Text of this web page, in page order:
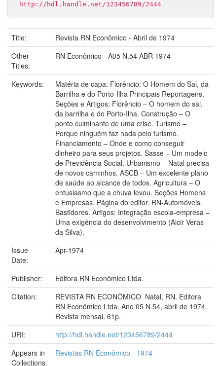
http://hdl.handle.net/123456789/2444
Title:
Revista RN Econômico - Abril de 1974
Other
Titles:
RN Econômico - A05 N.54 ABR 1974
Keywords:
Matéria de capa: Florêncio: O Homem do Sal, da
Barrilha e do Porto-Ilha Principais Reportagens,
Seções e Artigos: Florêncio – O homem do sal,
da barrilha e do Porto-Ilha. Construção – O
ponto culminante de uma crise. Turismo –
Porque ninguém faz nada pelo turismo.
Financiamento – Onde e como conseguir
dinheiro para seus projetos. Sasse – Um modelo
de Previdência Social. Urbanismo – Natal precisa
de novos caminhos. ASCB – Um excelente plano
de saúde ao alcance de todos. Agricultura – O
entusiasmo que a chuva levou. Seções Homens
e Empresas. Página do editor. RN-Automóveis.
Bastidores. Artigos: Integração escola-empresa –
Uma exigência do desenvolvimento (Alcir Veras
da Silva).
Issue
Date:
Apr-1974
Publisher:
Editora RN Econômico Ltda.
Citation:
REVISTA RN ECONÔMICO. Natal, RN. Editora
RN Econômico Ltda. Ano 05 N.54, abril de 1974.
Revista mensal. 61p.
URI:
http://hdl.handle.net/123456789/2444
Appears in
Collections:
Revistas RN Econômico - 1974